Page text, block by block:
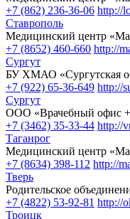
+7 (862) 236-36-06 http://
Ставрополь
Медицинский центр
+7 (8652) 460-660 http://
Сургут
БУ ХМАО «Сургутская
+7 (922) 65-36-649 http://
Сургут
ООО «Врачебный офис
+7 (3462) 35-33-44 http://
Таганрог
Медицинский центр
+7 (8634) 398-112 http://
Тверь
Родительское
+7 (4822) 53-92-81 http://
Троицк